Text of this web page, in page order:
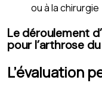
ou à la chirurgie
Le déroulement
pour l’arthrose
L’évaluation